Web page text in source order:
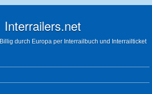
Interrailers.net
Billig durch Europa per Interrailbuch und Interrailticket